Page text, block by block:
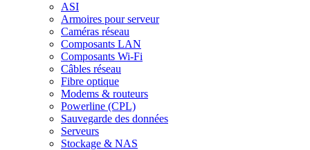
ASI
Armoires pour serveur
Caméras réseau
Composants LAN
Composants Wi-Fi
Câbles réseau
Fibre optique
Modems & routeurs
Powerline (CPL)
Sauvegarde des données
Serveurs
Stockage & NAS